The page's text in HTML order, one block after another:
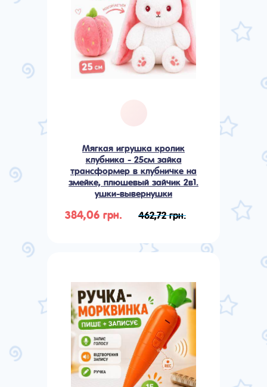
Мягкая игрушка кролик
клубника - 25см зайка
трансформер в клубничке на
змейке, плюшевый зайчик 2в1.
ушки-вывернушки
384,06 грн. 462,72 грн.